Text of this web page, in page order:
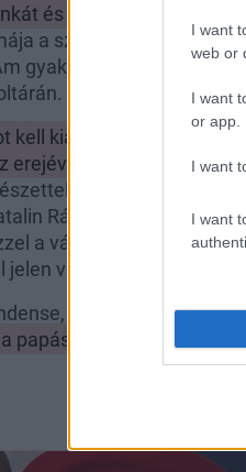
I want
web or
I want
or app.
I want
I want
és közéleti
a szolgálat, gyakran
gyakran kerül olyan
kell kialakítania a testével,
erejével való visszaélés
ajándékozták meg
Rák-teliholdkor
a vággyal az a veszély
van kapcsolatukban,
mely tengely a
a papás-mamás játszmák